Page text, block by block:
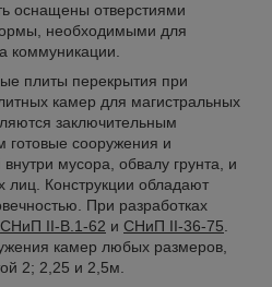
оснащены отверстиями
необходимыми для
коммуникации.
плиты перекрытия при
камер для магистральных
заключительным
сооружения и
мусора, обвалу грунта, и
лиц. Конструкции обладают
При разработках
СНиП II-B.1-62 и СНиП II-36-75.
камер любых размеров,
2; 2,25 и 2,5м.